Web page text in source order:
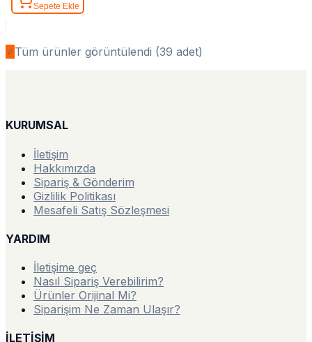
Sepete Ekle
✓Tüm ürünler görüntülendi (39 adet)
KURUMSAL
İletişim
Hakkımızda
Sipariş & Gönderim
Gizlilik Politikası
Mesafeli Satış Sözleşmesi
YARDIM
İletişime geç
Nasıl Sipariş Verebilirim?
Ürünler Orijinal Mi?
Siparişim Ne Zaman Ulaşır?
İLETİŞİM